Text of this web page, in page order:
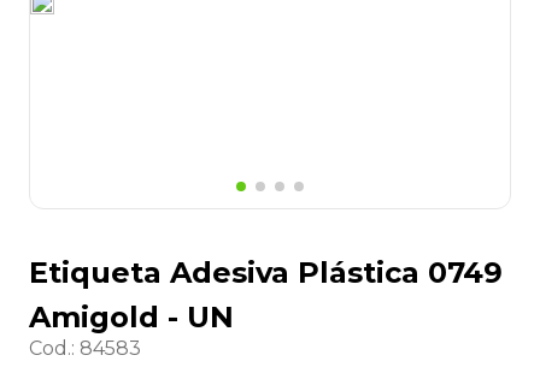
Etiqueta Adesiva Plástica 0749
Amigold - UN
Cod.: 84583